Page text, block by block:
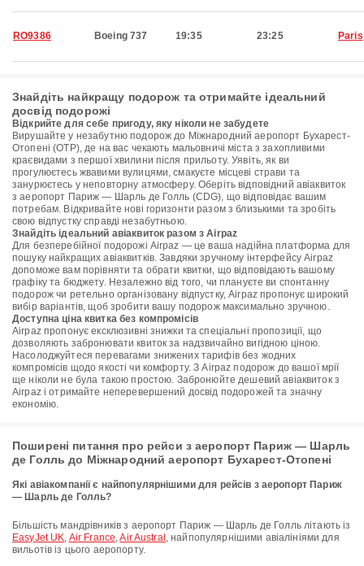
RO9386 Boeing 737 19:35 23:25 Paris
Знайдіть найкращу подорож та отримайте ідеальний
досвід подорожі
Відкрийте для себе пригоду, яку ніколи не забудете
Вирушайте у незабутню подорож до Міжнародний аеропорт Бухарест-
Отопені (OTP), де на вас чекають мальовничі міста з захопливими
краєвидами з першої хвилини після прильоту. Уявіть, як ви
прогулюєтесь жвавими вулицями, смакуєте місцеві страви та
занурюєтесь у неповторну атмосферу. Оберіть відповідний авіаквиток
з аеропорт Париж — Шарль де Голль (CDG), що відповідає вашим
потребам. Відкривайте нові горизонти разом з близькими та зробіть
свою відпустку справді незабутньою.
Знайдіть ідеальний авіаквиток разом з Airpaz
Для безперебійної подорожі Airpaz — це ваша надійна платформа для
пошуку найкращих авіаквитків. Завдяки зручному інтерфейсу Airpaz
допоможе вам порівняти та обрати квитки, що відповідають вашому
графіку та бюджету. Незалежно від того, чи плануєте ви спонтанну
подорож чи ретельно організовану відпустку, Airpaz пропонує широкий
вибір варіантів, щоб зробити вашу подорож максимально зручною.
Доступна ціна квитка без компромісів
Airpaz пропонує ексклюзивні знижки та спеціальні пропозиції, що
дозволяють забронювати квиток за надзвичайно вигідною ціною.
Насолоджуйтеся перевагами знижених тарифів без жодних
компромісів щодо якості чи комфорту. З Airpaz подорож до вашої мрії
ще ніколи не була такою простою. Забронюйте дешевий авіаквиток з
Airpaz і отримайте неперевершений досвід подорожей та значну
економію.
Поширені питання про рейси з аеропорт Париж — Шарль
де Голль до Міжнародний аеропорт Бухарест-Отопені
Які авіакомпанії є найпопулярнішими для рейсів з аеропорт Париж
— Шарль де Голль?
Більшість мандрівників з аеропорт Париж — Шарль де Голль літають із
EasyJet UK, Air France,Air Austral , найпопулярнішими авіалініями для
вильотів із цього аеропорту.